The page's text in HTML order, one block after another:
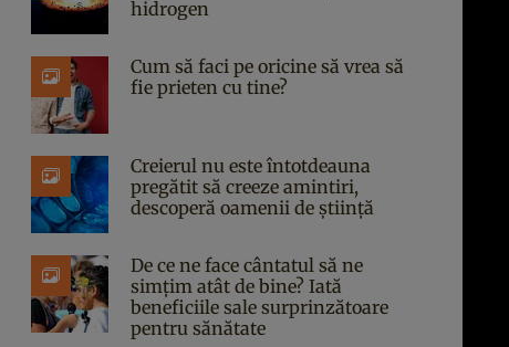
hidrogen
Cum să faci pe oricine să vrea să
fie prieten cu tine?
Creierul nu este întotdeauna
pregătit să creeze amintiri,
descoperă oamenii de știință
De ce ne face cântatul să ne
simțim atât de bine? Iată
beneficiile sale surprinzătoare
pentru sănătate